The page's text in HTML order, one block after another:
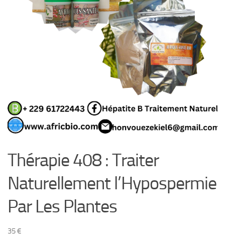
Thérapie 408 : Traiter
Naturellement l’Hypospermie
Par Les Plantes
35€